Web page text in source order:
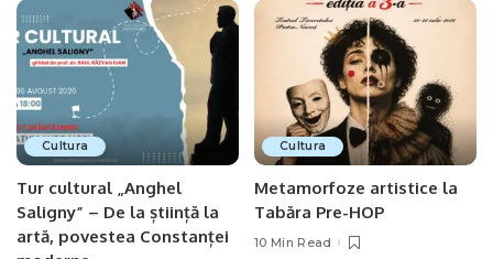
Cultura
Tur cultural „Anghel
Saligny” – De la știință la
artă, povestea Constanței
Cultura
Metamorfoze artistice la
Tabăra Pre-HOP
10 Min Read